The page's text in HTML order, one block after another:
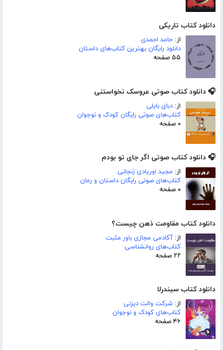
دانلود کتاب تاریکی
از: حامد احمدی
دانلود رایگان بهترین کتاب‌های داستان
۵۵ صفحه
🎧 دانلود کتاب صوتی عروسک نخواستنی
از: دبای بایلی
کتاب‌های صوتی رایگان کودک و نوجوان
۰ صفحه
🎧 دانلود کتاب صوتی اگر جای تو بودم
از: مجید اوریادی زنجانی
کتاب‌های صوتی رایگان داستان و رمان
۰ صفحه
دانلود کتاب مقاومت ذهن چیست؟
از: آکادمی مجازی باور مثبت
کتاب‌های روانشناسی
۲۲ صفحه
دانلود کتاب سیندرلا
از: شرکت والت دیزنی
کتاب‌های کودک و نوجوان
۴۶ صفحه